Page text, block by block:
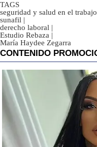
TAGS
seguridad y salud en el trabajo
sunafil |
derecho laboral |
Estudio Rebaza |
María Haydee Zegarra